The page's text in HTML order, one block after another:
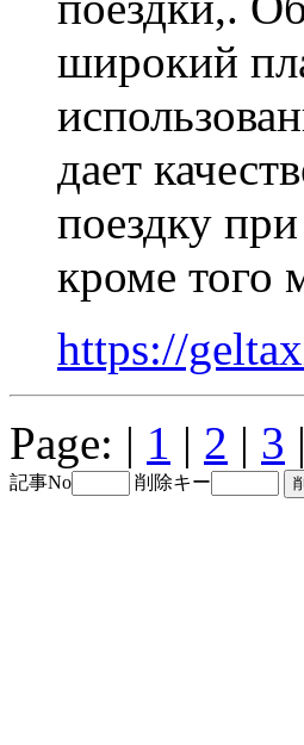
широкий
дает
поездку
кроме того
https://
Page: | 1 | 2 | 3 |
記事No 削除キー